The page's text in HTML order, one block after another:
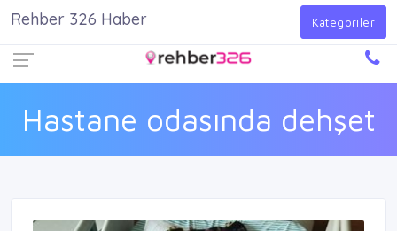
Giriş Yap
Hastane odasında dehşet
Rehber 326 Haber Kategoriler